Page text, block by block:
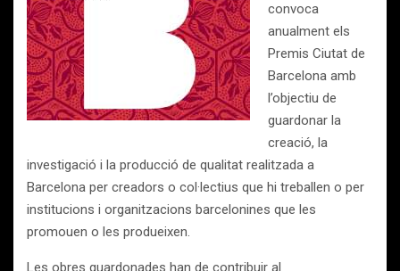
convoca
anualment els
Premis Ciutat de
Barcelona amb
l’objectiu de
guardonar la
creació, la
investigació i la producció de qualitat realitzada a
Barcelona per creadors o col·lectius que hi treballen o per
institucions i organitzacions barcelonines que les
promouen o les produeixen.
Les obres guardonades han de contribuir al